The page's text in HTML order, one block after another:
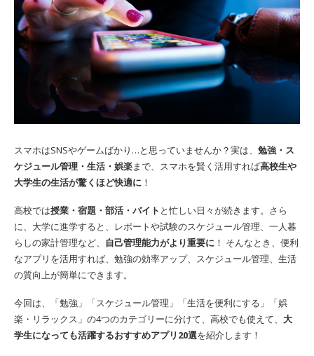
スマホはSNSやゲームばかり…と思っていませんか？実は、 勉強・ス
ケジュール管理・生活・娯楽まで、スマホを賢く活用すれば高校生や
大学生の生活が驚くほど快適に ！
高校では授業・宿題・部活・バイト と忙しい日々が続きます。さら
に、大学に進学すると、レポートや試験のスケジュール管理、一人暮
らしの家計管理など、 自己管理能力がより重要に ！ そんなとき、便利
なアプリを活用すれば、勉強の効率アップ、スケジュール管理、生活
の質向上が簡単にできます。
今回は、「勉強」「スケジュール管理」「生活を便利にする」「娯
楽・リラックス」の4つのカテゴリーに分けて、高校でも使えて、 大
学生になっても活躍するおすすめアプリ20選を紹介します！